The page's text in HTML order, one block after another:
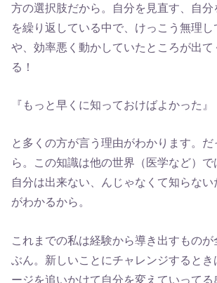
方の選択肢だから。自分を見直す、自分
を繰り返している中で、けっこう無理し
や、効率悪く動かしていたところが出て
る！
『もっと早くに知っておけばよかった』
と多くの方が言う理由がわかります。
ら。この知識は他の世界（医学など）で
自分は出来ない、んじゃなくて知らない
がわかるから。
これまでの私は経験から導き出すものが
ぶん。新しいことにチャレンジするとき
ージを追いかけて自分を変えていってる